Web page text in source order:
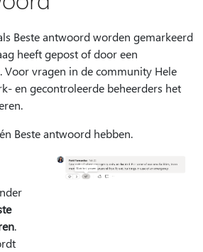
Beste antwoord worden gemarkeerd
heeft gepost of door een
vragen in de community Hele
en gecontroleerde beheerders het
Beste antwoord hebben.
.